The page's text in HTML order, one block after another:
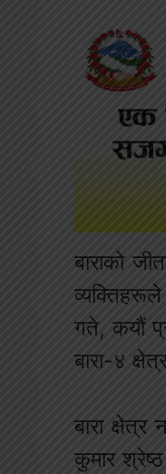
बाराको
गते, कयौं
बारा-४
बारा क्षेत्र
कुमार